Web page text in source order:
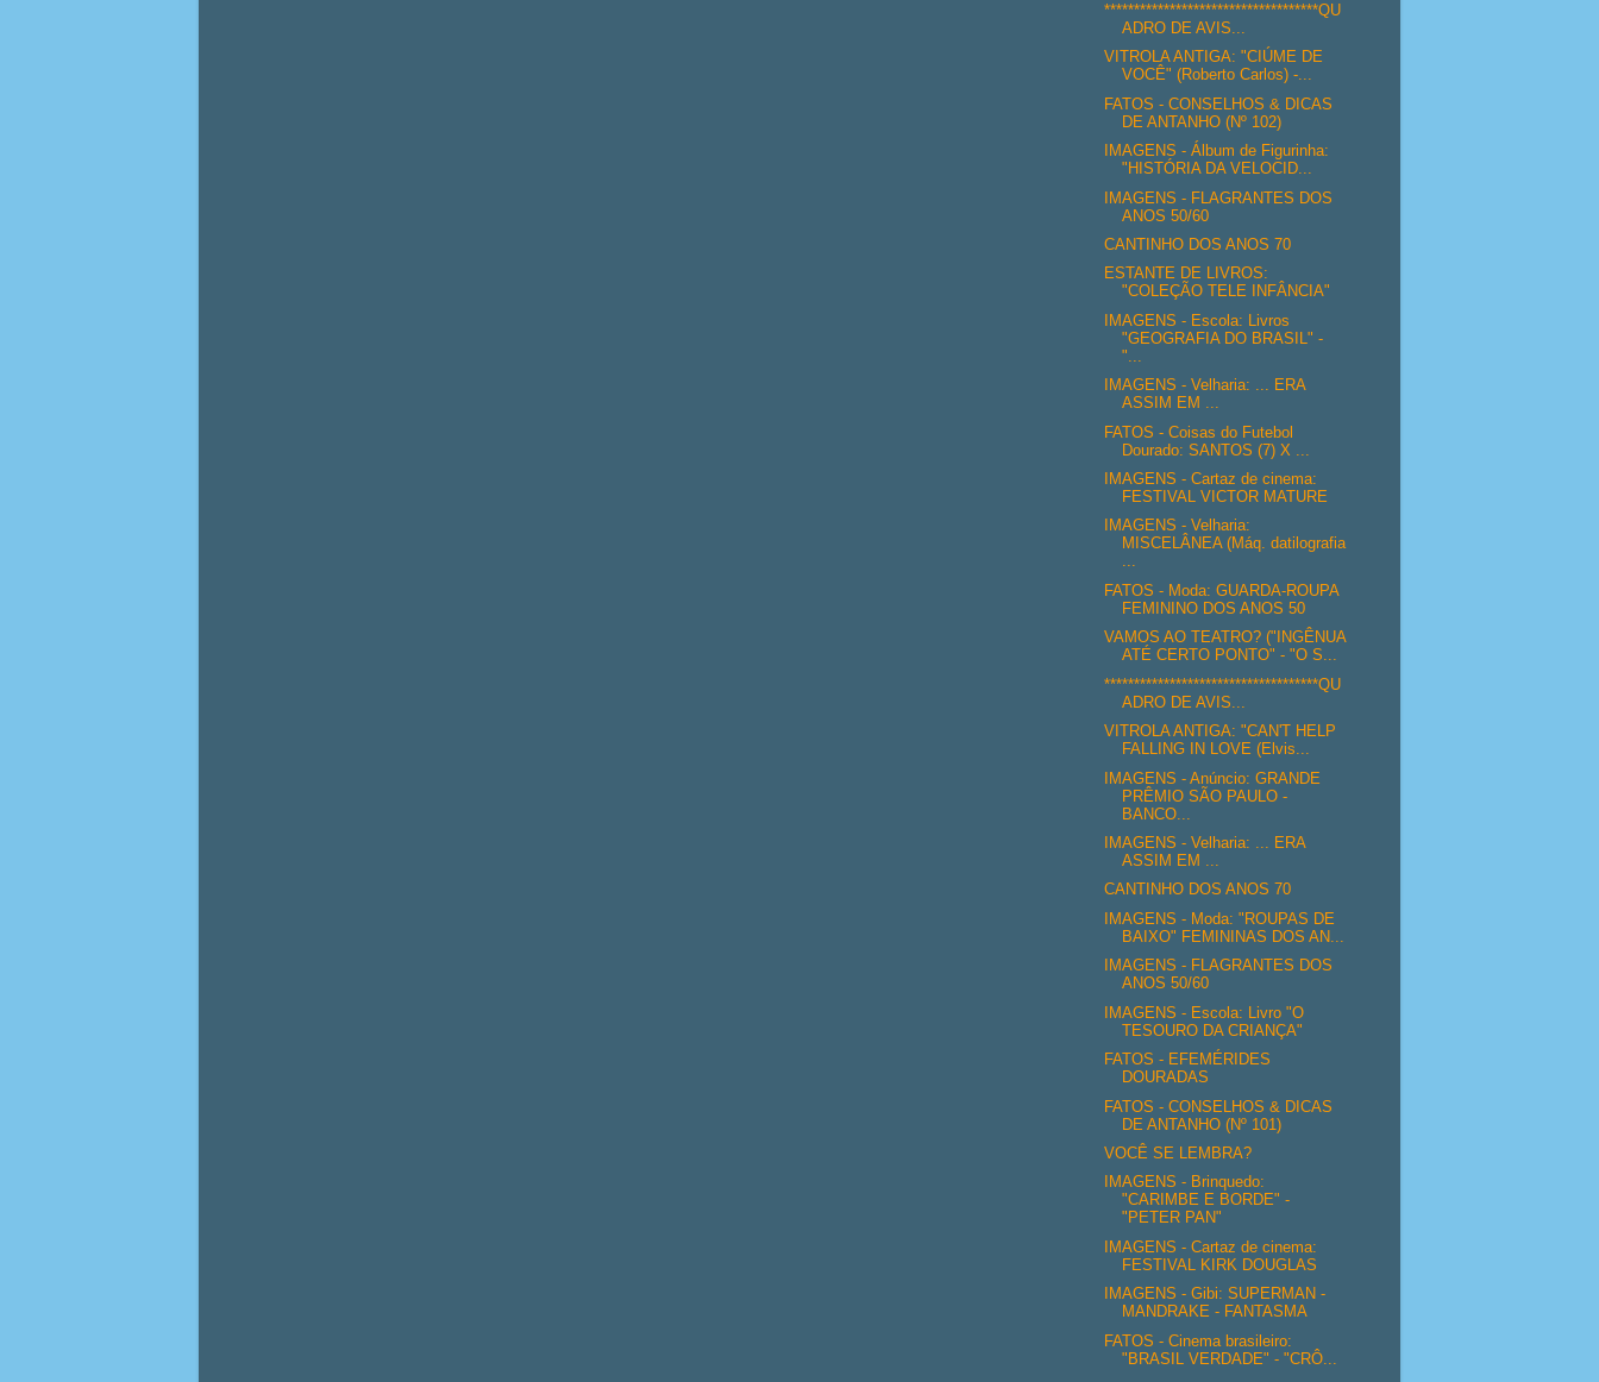
************************************QU
ADRO DE AVIS...
VITROLA ANTIGA: "CIÚME DE
VOCÊ" (Roberto Carlos) -...
FATOS - CONSELHOS & DICAS
DE ANTANHO (Nº 102)
IMAGENS - Álbum de Figurinha:
"HISTÓRIA DA VELOCID...
IMAGENS - FLAGRANTES DOS
ANOS 50/60
CANTINHO DOS ANOS 70
ESTANTE DE LIVROS:
"COLEÇÃO TELE INFÂNCIA"
IMAGENS - Escola: Livros
"GEOGRAFIA DO BRASIL" -
"...
IMAGENS - Velharia: ... ERA
ASSIM EM ...
FATOS - Coisas do Futebol
Dourado: SANTOS (7) X ...
IMAGENS - Cartaz de cinema:
FESTIVAL VICTOR MATURE
IMAGENS - Velharia:
MISCELÂNEA (Máq. datilografia
...
FATOS - Moda: GUARDA-ROUPA
FEMININO DOS ANOS 50
VAMOS AO TEATRO? ("INGÊNUA
ATÉ CERTO PONTO" - "O S...
************************************QU
ADRO DE AVIS...
VITROLA ANTIGA: "CAN'T HELP
FALLING IN LOVE (Elvis...
IMAGENS - Anúncio: GRANDE
PRÊMIO SÃO PAULO -
BANCO...
IMAGENS - Velharia: ... ERA
ASSIM EM ...
CANTINHO DOS ANOS 70
IMAGENS - Moda: "ROUPAS DE
BAIXO" FEMININAS DOS AN...
IMAGENS - FLAGRANTES DOS
ANOS 50/60
IMAGENS - Escola: Livro "O
TESOURO DA CRIANÇA"
FATOS - EFEMÉRIDES
DOURADAS
FATOS - CONSELHOS & DICAS
DE ANTANHO (Nº 101)
VOCÊ SE LEMBRA?
IMAGENS - Brinquedo:
"CARIMBE E BORDE" -
"PETER PAN"
IMAGENS - Cartaz de cinema:
FESTIVAL KIRK DOUGLAS
IMAGENS - Gibi: SUPERMAN -
MANDRAKE - FANTASMA
FATOS - Cinema brasileiro:
"BRASIL VERDADE" - "CRÔ...